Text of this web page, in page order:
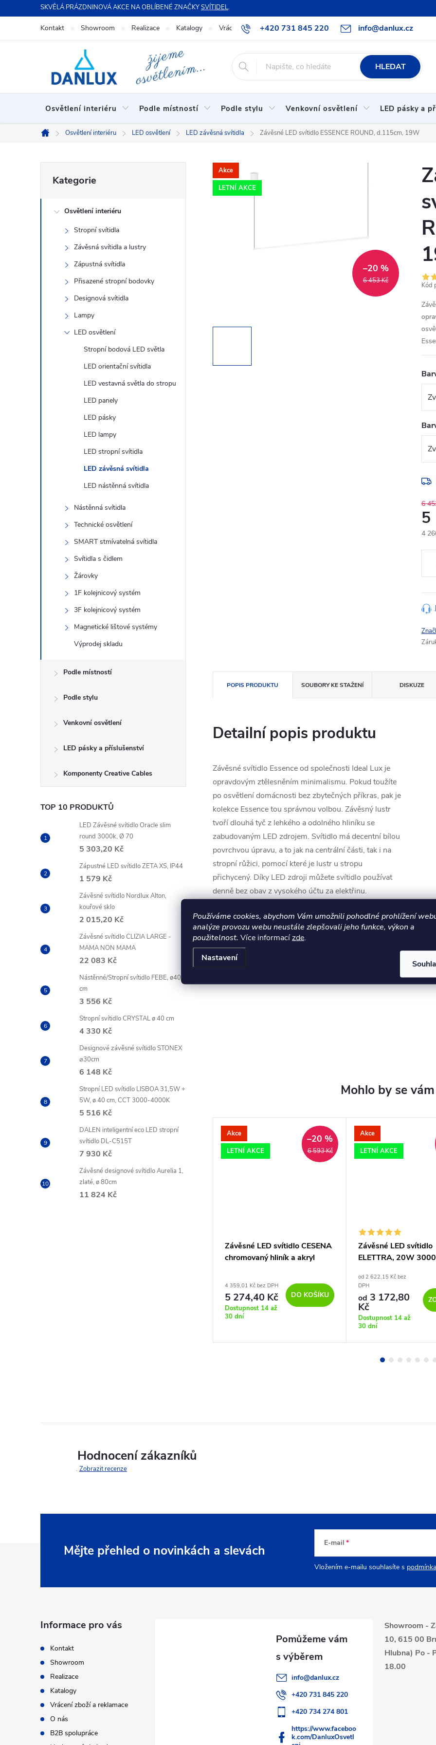
Používáme cookies, abychom Vám umožnili pohodlné prohlížení
analýze provozu webu neustále zlepšovali jeho funkce, výkon a
použitelnost. Více informacízde.
Nastavení
na
SKVĚLÁ PRÁZDNINOVÁ AKCE NA OBLÍBENÉ ZNAČKYSVÍTIDEL.
+420 731 845 220 info@danlux.cz
Kontakt Showroom Realizace Katalogy Vrácení zboží a reklamace O nás B2B spolupráce
HLEDAT
Osvětlení interiéru Podle místností Podle stylu Venkovní osvětlení LED pásky a
Domů
Osvětlení interiéru LED osvětlení LED závěsná svítidla Závěsné LED svítidlo ESSENCE ROUND, d.115cm, 19W
o
kategorie
Kategorie
Osvětlení interiéru
Stropní svítidla
Závěsná svítidla a lustry
Zápustná svítidla
Přisazené stropní bodovky
Designová svítidla
Lampy
LED osvětlení
Stropní bodová LED světla
LED orientační svítidla
LED vestavná světla do stropu
LED panely
LED pásky
LED lampy
LED stropní svítidla
LED závěsná svítidla
LED nástěnná svítidla
Nástěnná svítidla
Technické osvětlení
SMART stmívatelná svítidla
Svítidla s čidlem
Žárovky
1F kolejnicový systém
3F kolejnicový systém
Magnetické lištové systémy
Výprodej skladu
Podle místností
Podle stylu
Venkovní osvětlení
LED pásky a příslušenství
Komponenty Creative Cables
TOP 10 PRODUKTŮ
LED Závěsné svítidlo Oracle slim
round 3000k, Ø 70
5 303,20 Kč
Zápustné LED svítidlo ZETA XS, IP44
1 579 Kč
Závěsné svítidlo Nordlux Alton,
kouřové sklo
2 015,20 Kč
Závěsné svítidlo CLIZIA LARGE -
MAMA NON MAMA
22 083 Kč
Nástěnné/Stropní svítidlo FEBE, ø40
cm
3 556 Kč
Stropní svítidlo CRYSTAL ø 40 cm
4 330 Kč
Designové závěsné svítidlo STONEX
⌀30cm
6 148 Kč
Stropní LED svítidlo LISBOA 31,5W +
5W, ø 40 cm, CCT 3000-4000K
5 516 Kč
DALEN inteligentní eco LED stropní
svítidlo DL-C515T
7 930 Kč
Závěsné designové svítidlo Aurelia 1,
zlaté, ø 80cm
11 824 Kč
Akce
LETNÍ AKCE
6 453 Kč
–20 %
Kód
6
5
4
POPIS PRODUKTU SOUBORY KE STAŽENÍ DISKUZE
Detailní popis produktu
Závěsné svítidlo Essence od společnosti Ideal Lux je
opravdovým ztělesněním minimalismu. Pokud toužíte
po osvětlení domácnosti bez zbytečných příkras, pak je
kolekce Essence tou správnou volbou. Závěsný lustr
tvoří dlouhá tyč z lehkého a odolného hliníku se
zabudovaným LED zdrojem. Svítidlo má decentní bílou
povrchvou úpravu, a to jak na centrální části, tak i na
stropní růžici, pomocí které je lustr u stropu
přichycený. Díky LED zdroji můžete svítidlo používat
denně bez obav z vysokého účtu za elektřinu.
kuchyňského ostrůvku, kuchyně či jídelního stolu.
–20 %
Akce
LETNÍ AKCE
Akce
LETNÍ AKCE
6 593 Kč
–20 %
Závěsné LED svítidlo CESENA
chromovaný hliník a akryl
4 359,01 Kč bez DPH
5 274,40 Kč
Dostupnost 14 až
30 dní
DO KOŠÍKU
Akce
LETNÍ AKCE
Závěsné LED svítidlo
ELETTRA, 20W
od 2 622,15 Kč bez
DPH
od 3 172,80
Kč
Dostupnost 14 až
30 dní
Hodnocení zákazníků
Zobrazit recenze
Mějte přehled o novinkách a slevách E-mail
Vložením e-mailu souhlasíte s
Informace pro vás
Kontakt
Showroom
Realizace
Katalogy
Vrácení zboží a reklamace
O nás
B2B spolupráce
info@danlux.cz
+420 731 845 220
+420 734 274 801
https://www.faceboo
k.com/DanluxOsvetl
Showroom -
10, 615 00
Hlubna) Po -
18.00